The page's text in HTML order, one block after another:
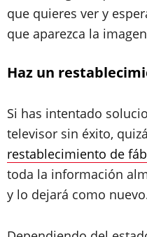
que quieres ver y
que aparezca la
Haz un
Si has intentado
televisor sin éxito,
restablecimiento de
toda la información
y lo dejará como